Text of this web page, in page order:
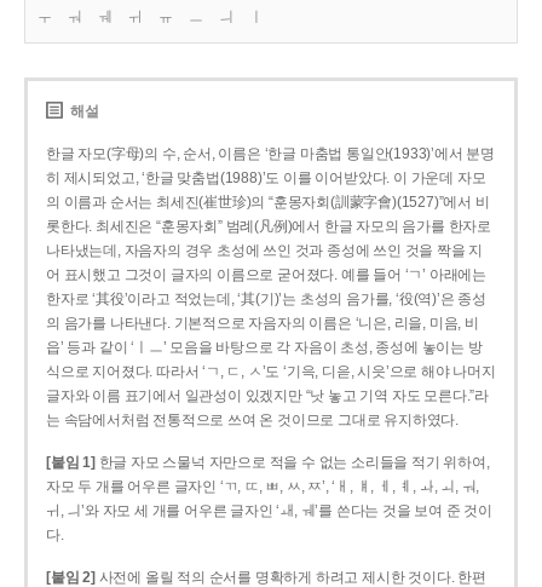
ㅜ
ㅝ ㅞ ㅟ ㅠ ㅡ ㅢ
해설
한글 자모(字母)의 수, 순서, 이름은 ‘한글 마춤법 통일안(1933)’에서 분명
히 제시되었고, ‘한글 맞춤법(1988)’도 이를 이어받았다. 이 가운데 자모
의 이름과 순서는 최세진(崔世珍)의 “훈몽자회(訓蒙字會)(1527)”에서 비
롯한다. 최세진은 “훈몽자회” 범례(凡例)에서 한글 자모의 음가를 한자로
나타냈는데, 자음자의 경우 초성에 쓰인 것과 종성에 쓰인 것을 짝을 지
어 표시했고 그것이 글자의 이름으로 굳어졌다. 예를 들어 ‘ㄱ’ 아래에는
한자로 ‘其役’이라고 적었는데, ‘其(기)’는 초성의 음가를, ‘役(역)’은 종성
의 음가를 나타낸다. 기본적으로 자음자의 이름은 ‘니은, 리을, 미음, 비
읍’ 등과 같이 ‘ㅣㅡ’ 모음을 바탕으로 각 자음이 초성, 종성에 놓이는 방
식으로 지어졌다. 따라서 ‘ㄱ, ㄷ, ㅅ’도 ‘기윽, 디읃, 시읏’으로 해야 나머지
글자와 이름 표기에서 일관성이 있겠지만 “낫 놓고 기역 자도 모른다.”라
는 속담에서처럼 전통적으로 쓰여 온 것이므로 그대로 유지하였다.
[붙임 1] 한글 자모 스물넉 자만으로 적을 수 없는 소리들을 적기 위하여,
자모 두 개를 어우른 글자인 ‘ㄲ, ㄸ, ㅃ, ㅆ, ㅉ’, ‘ㅐ, ㅒ, ㅔ, ㅖ, ㅘ, ㅚ, ㅝ,
ㅟ, ㅢ’와 자모 세 개를 어우른 글자인 ‘ㅙ, ㅞ’를 쓴다는 것을 보여 준 것이
다.
[붙임 2] 사전에 올릴 적의 순서를 명확하게 하려고 제시한 것이다. 한편